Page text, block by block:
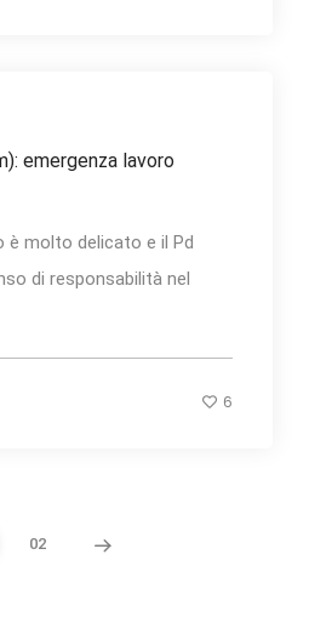
emergenza lavoro
molto delicato e il Pd
di responsabilità nel
6
02